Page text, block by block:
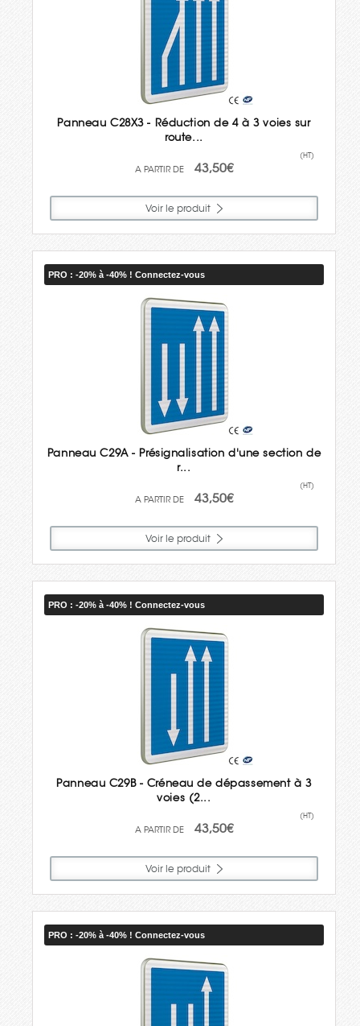
Panneau C28X3 - Réduction de 4 à 3 voies sur
route...
43,50€
(HT)
Voir le produit
PRO : -20% à -40% ! Connectez-vous
Panneau C29A - Présignalisation d'une section de
r...
43,50€
(HT)
Voir le produit
PRO : -20% à -40% ! Connectez-vous
Panneau C29B - Créneau de dépassement à 3
voies (2...
43,50€
(HT)
Voir le produit
PRO : -20% à -40% ! Connectez-vous